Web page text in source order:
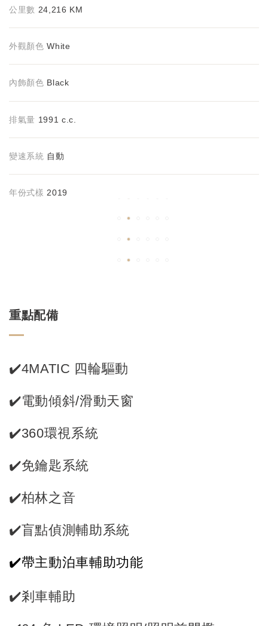
公里數 24,216 KM
外觀顏色 White
內飾顏色 Black
排氣量 1991 c.c.
變速系統 自動
年份式樣 2019
重點配備
✔️4MATIC 四輪驅動
✔️電動傾斜/滑動天窗
✔️360環視系統
✔️免鑰匙系統
✔️柏林之音
✔️盲點偵測輔助系統
✔️帶主動泊車輔助功能
✔️剎車輔助